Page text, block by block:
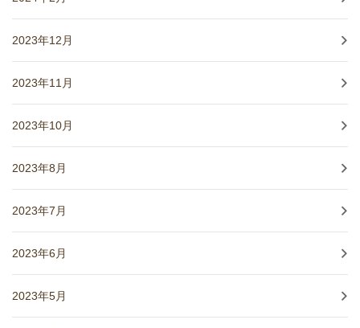
2023年12月
2023年11月
2023年10月
2023年8月
2023年7月
2023年6月
2023年5月